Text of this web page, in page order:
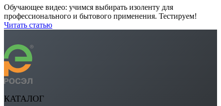
Обучающее видео: учимся выбирать изоленту для
профессионального и бытового применения. Тестируем!
Читать статью
КАТАЛОГ